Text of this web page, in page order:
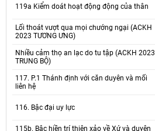
119a Kiểm doát hoạt động động của thân
Lối thoát vượt qua mọi chướng ngại (ACKH
2023 TƯƠNG ƯNG)
Nhiều cảm thọ an lạc do tu tập (ACKH 2023
TRUNG BỘ)
117. P.1 Thánh định với căn duyên và mối
liên hệ
116. Bậc đại uy lực
115b. Bậc hiền trí thiện xảo về Xứ và duyên